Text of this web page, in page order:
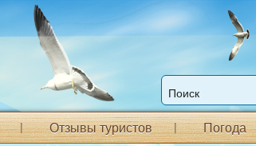
Отзывы туристов Погода